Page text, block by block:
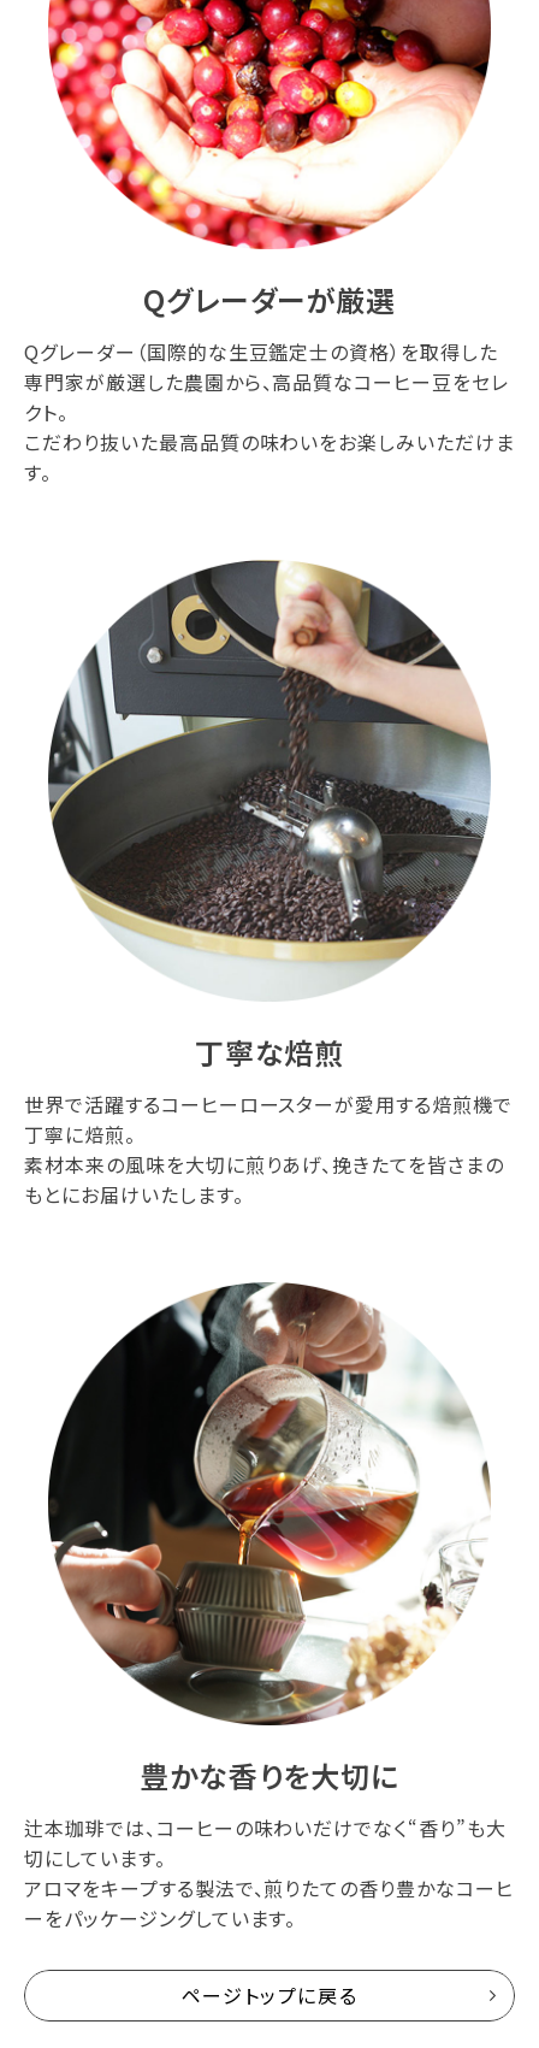
Qグレーダーが厳選
Qグレーダー（国際的な生豆鑑定士の資格）を取得した
専門家が厳選した農園から、高品質なコーヒー豆をセレ
クト。
こだわり抜いた最高品質の味わいをお楽しみいただけま
す。
丁寧な焙煎
世界で活躍するコーヒーロースターが愛用する焙煎機で
丁寧に焙煎。
素材本来の風味を大切に煎りあげ、挽きたてを皆さまの
もとにお届けいたします。
豊かな香りを大切に
辻本珈琲では、コーヒーの味わいだけでなく“香り”も大
切にしています。
アロマをキープする製法で、煎りたての香り豊かなコーヒ
ーをパッケージングしています。
ページトップに戻る